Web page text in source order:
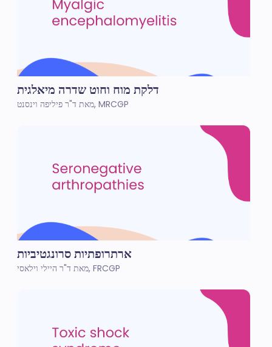
דלקת מוח וחוט שדרה מיאלגית
מאת ד"ר פיליפה וינסנט, MRCGP
ארתרופתיות סרונגטיביות
מאת ד"ר היילי וילאסי, FRCGP